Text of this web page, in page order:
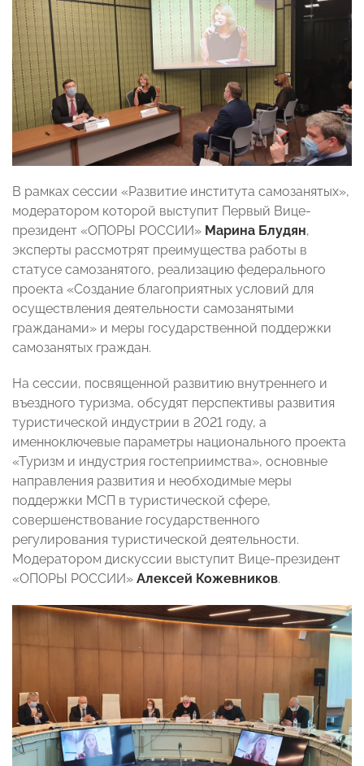
В рамках сессии «Развитие института самозанятых»,
модератором которой выступит Первый Вице-
президент «ОПОРЫ РОССИИ» Марина Блудян,
эксперты рассмотрят преимущества работы в
статусе самозанятого, реализацию федерального
проекта «Создание благоприятных условий для
осуществления деятельности самозанятыми
гражданами» и меры государственной поддержки
самозанятых граждан.
На сессии, посвященной развитию внутреннего и
въездного туризма, обсудят перспективы развития
туристической индустрии в 2021 году, а
именноключевые параметры национального проекта
«Туризм и индустрия гостеприимства», основные
направления развития и необходимые меры
поддержки МСП в туристической сфере,
совершенствование государственного
регулирования туристической деятельности.
Модератором дискуссии выступит Вице-президент
«ОПОРЫ РОССИИ» Алексей Кожевников.